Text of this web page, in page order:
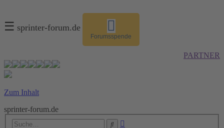
☰ sprinter-forum.de
Forumsspende
PARTNER
Zum Inhalt
sprinter-forum.de
Suche